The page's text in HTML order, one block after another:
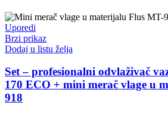
Uporedi
Brzi prikaz
Dodaj u listu želja
Set – profesionalni odvlaživač
170 ECO + mini merač vlage u
918